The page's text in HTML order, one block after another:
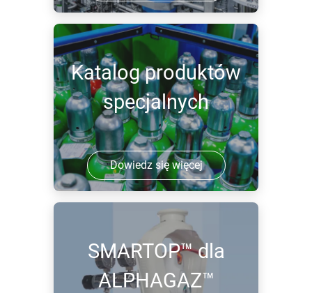
Katalog produktów
specjalnych
Dowiedz się więcej
SMARTOP™ dla
ALPHAGAZ™